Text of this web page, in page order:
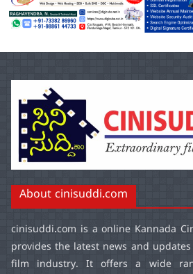
About cinisuddi.com
cinisuddi.com is a online Kannada
provides the latest news and
film industry. It offers a wide